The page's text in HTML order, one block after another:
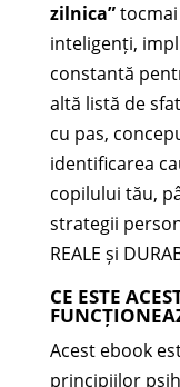
zilnica”tocmai
inteligenți,
constantă
altă listă de
cu pas,
identificarea
copilului tău,
strategii
REALE și
CE ESTE
Acest ebook
principiilor